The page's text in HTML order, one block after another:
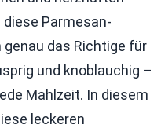
Parmesan-
das Richtige für
und knoblauchig –
Mahlzeit. In diesem
leckeren